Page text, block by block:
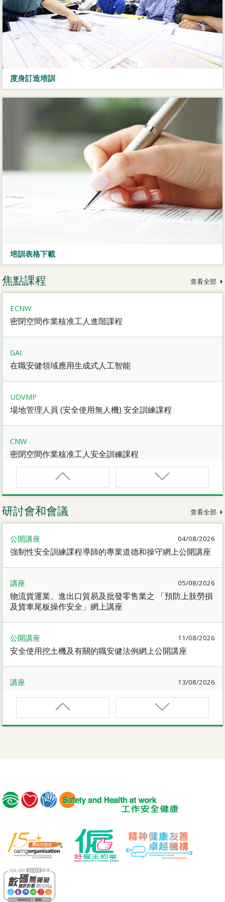
度身訂造培訓
培訓表格下載
焦點課程 查看全部
ECNW
密閉空間作業核准工人進階課程
GAI
在職安健領域應用生成式人工智能
UDVMP
場地管理人員 (安全使用無人機) 安全訓練課程
CNW
密閉空間作業核准工人安全訓練課程
CNW(R)
密閉空間作業核准工人安全訓練重新甄審資格課程
動力操作升降工作台督導員課程
密閉空間作業合資格人士安全訓練課程
電動車維修安全課程
MICM
組裝合成建築工程管理人員訓練課程
MICW
組裝合成建築工程工作安全訓練課程
TST
安全使用可伸縮工作台
研討會和會議 查看全部
公開講座 04/08/2026
強制性安全訓練課程導師的專業道德和操守網上公開講座
講座 05/08/2026
物流貨運業、進出口貿易及批發零售業之 「預防上肢勞損
及貨車尾板操作安全」網上講座
公開講座 11/08/2026
安全使用挖土機及有關的職安健法例網上公開講座
講座 13/08/2026
職業健康大奬2026-27網上簡介會暨講座
講座 17/08/2026
危險品的安全規管與危險物質相關規例網上公開講座
【好心情@健康工作間】醫護服務業之「拒絕壓力爆煲：
『七好』減壓法的科學減壓之道」網上講座
講座
【護心計劃/好心情@健康工作間】重拾健康由「戒煙」做